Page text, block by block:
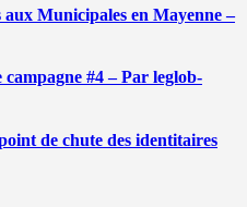
aux Municipales en Mayenne –
#4 – Par leglob-
de chute des identitaires